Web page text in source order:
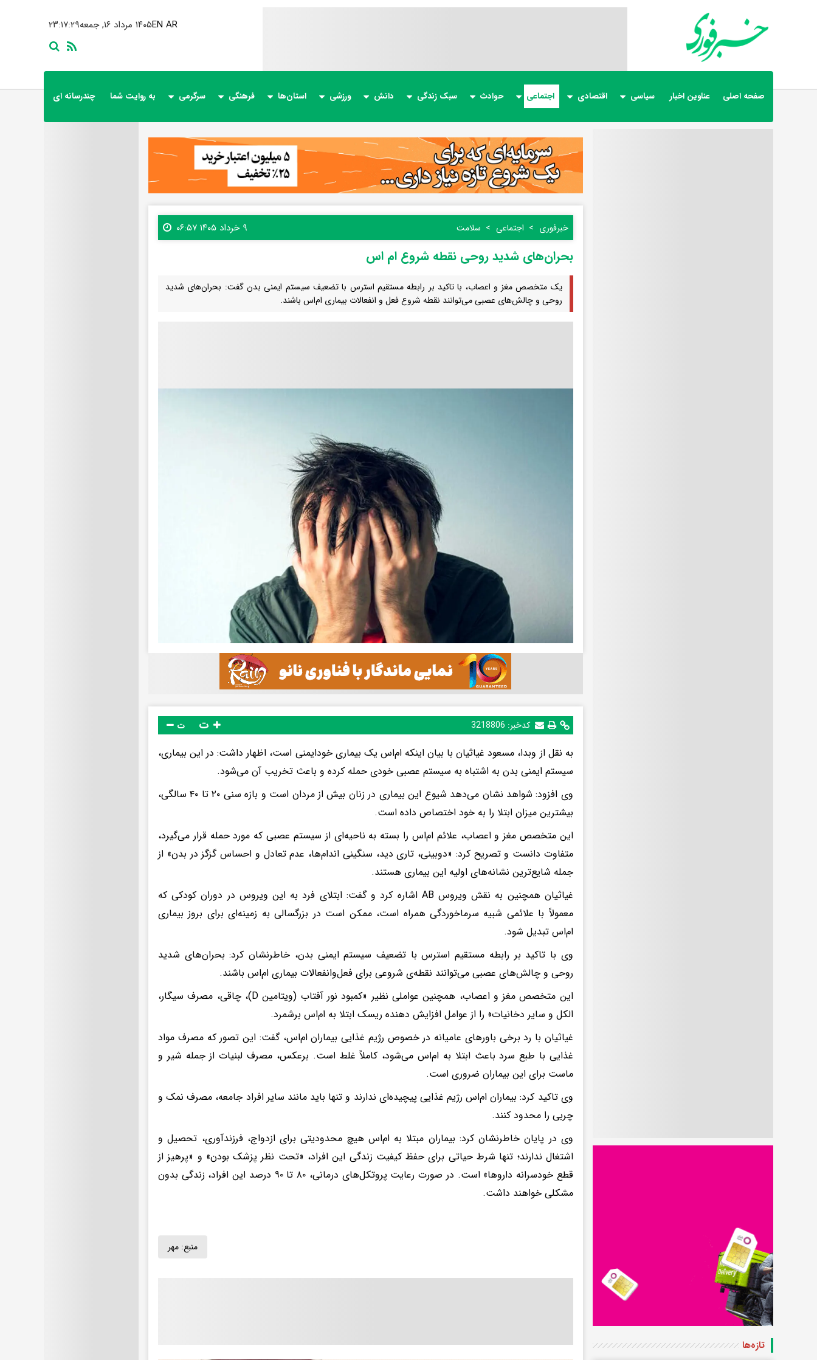
۲۳:۱۷:۳۱ ۱۴۰۵ مرداد ۱۶, جمعهEN AR
صفحه اصلی عناوین اخبار سیاسی اقتصادی اجتماعی حوادث سبک زندگی دانش ورزشی استان‌ها فرهنگی سرگرمی به روایت شما چندرسانه ای
خبرفوری اجتماعی سلامت ۹ خرداد ۱۴۰۵ ۰۶:۵۷
بحران‌های شدید روحی نقطه شروع ام اس
یک متخصص مغز و اعصاب، با تاکید بر رابطه مستقیم استرس با تضعیف سیستم ایمنی بدن گفت: بحران‌های شدید
روحی و چالش‌های عصبی می‌توانند نقطه‌ شروع فعل و انفعالات بیماری ام‌اس باشند.
کدخبر: 3218806 ت
به نقل از وبدا، مسعود غیاثیان با بیان اینکه ام‌اس یک بیماری خودایمنی است، اظهار داشت: در این بیماری،
سیستم ایمنی بدن به اشتباه به سیستم عصبی خودی حمله کرده و باعث تخریب آن می‌شود.
وی افزود: شواهد نشان می‌دهد شیوع این بیماری در زنان بیش از مردان است و بازه سنی ۲۰ تا ۴۰ سالگی،
بیشترین میزان ابتلا را به خود اختصاص داده است.
این متخصص مغز و اعصاب، علائم ام‌اس را بسته به ناحیه‌ای از سیستم عصبی که مورد حمله قرار می‌گیرد،
متفاوت دانست و تصریح کرد: «دوبینی، تاری دید، سنگینی اندام‌ها، عدم تعادل و احساس گزگز در بدن» از
جمله شایع‌ترین نشانه‌های اولیه این بیماری هستند.
غیاثیان همچنین به نقش ویروس AB اشاره کرد و گفت: ابتلای فرد به این ویروس در دوران کودکی که
معمولاً با علائمی شبیه سرماخوردگی همراه است، ممکن است در بزرگسالی به زمینه‌ای برای بروز بیماری
ام‌اس تبدیل شود.
وی با تاکید بر رابطه مستقیم استرس با تضعیف سیستم ایمنی بدن، خاطرنشان کرد: بحران‌های شدید
روحی و چالش‌های عصبی می‌توانند نقطه‌ی شروعی برای فعل‌وانفعالات بیماری ام‌اس باشند.
این متخصص مغز و اعصاب، همچنین عواملی نظیر «کمبود نور آفتاب (ویتامین D)، چاقی، مصرف سیگار،
الکل و سایر دخانیات» را از عوامل افزایش‌ دهنده ریسک ابتلا به ام‌اس برشمرد.
غیاثیان با رد برخی باورهای عامیانه در خصوص رژیم غذایی بیماران ام‌اس، گفت: این تصور که مصرف مواد
غذایی با طبع سرد باعث ابتلا به ام‌اس می‌شود، کاملاً غلط است. برعکس، مصرف لبنیات از جمله شیر و
ماست برای این بیماران ضروری است.
وی تاکید کرد: بیماران ام‌اس رژیم غذایی پیچیده‌ای ندارند و تنها باید مانند سایر افراد جامعه، مصرف نمک و
چربی را محدود کنند.
وی در پایان خاطرنشان کرد: بیماران مبتلا به ام‌اس هیچ محدودیتی برای ازدواج، فرزندآوری، تحصیل و
اشتغال ندارند؛ تنها شرط حیاتی برای حفظ کیفیت زندگی این افراد، «تحت نظر پزشک بودن» و «پرهیز از
قطع خودسرانه داروها» است. در صورت رعایت پروتکل‌های درمانی، ۸۰ تا ۹۰ درصد این افراد، زندگی بدون
مشکلی خواهند داشت.
منبع: مهر
تازه‌ها